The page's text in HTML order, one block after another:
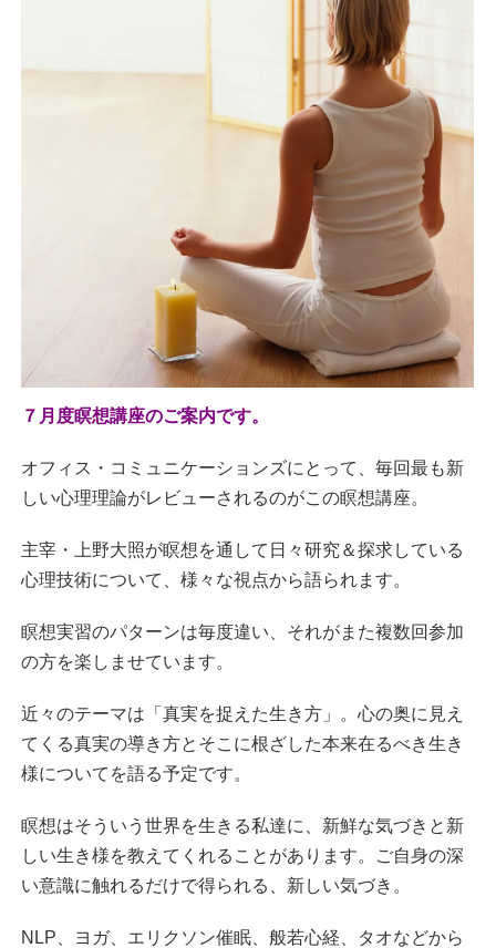
７月度瞑想講座のご案内です。
オフィス・コミュニケーションズにとって、毎回最も新
しい心理理論がレビューされるのがこの瞑想講座。
主宰・上野大照が瞑想を通して日々研究＆探求している
心理技術について、様々な視点から語られます。
瞑想実習のパターンは毎度違い、それがまた複数回参加
の方を楽しませています。
近々のテーマは「真実を捉えた生き方」。心の奥に見え
てくる真実の導き方とそこに根ざした本来在るべき生き
様についてを語る予定です。
瞑想はそういう世界を生きる私達に、新鮮な気づきと新
しい生き様を教えてくれることがあります。ご自身の深
い意識に触れるだけで得られる、新しい気づき。
NLP、ヨガ、エリクソン催眠、般若心経、タオなどから